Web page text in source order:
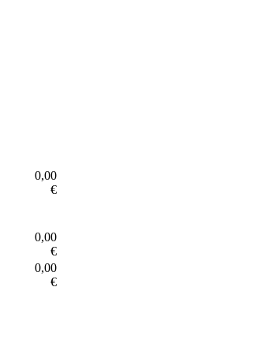
0,00
€
0,00
€
0,00
€